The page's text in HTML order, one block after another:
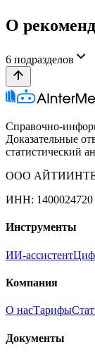
О
6 подразделов
Справочно-
Доказательные
статистический
ООО
ИНН: 1400024720
Инструменты
ИИ-ассистент
Компания
О насТарифы
Документы